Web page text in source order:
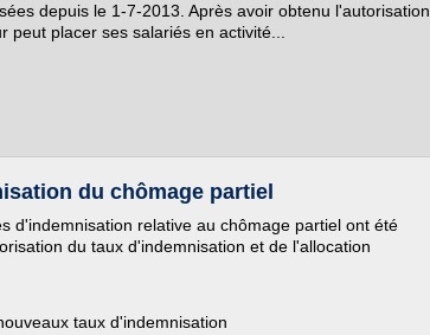
depuis le 1-7-2013. Après avoir obtenu l'autorisation
placer ses salariés en activité...
du chômage partiel
d'indemnisation relative au chômage partiel ont été
du taux d'indemnisation et de l'allocation
taux d'indemnisation